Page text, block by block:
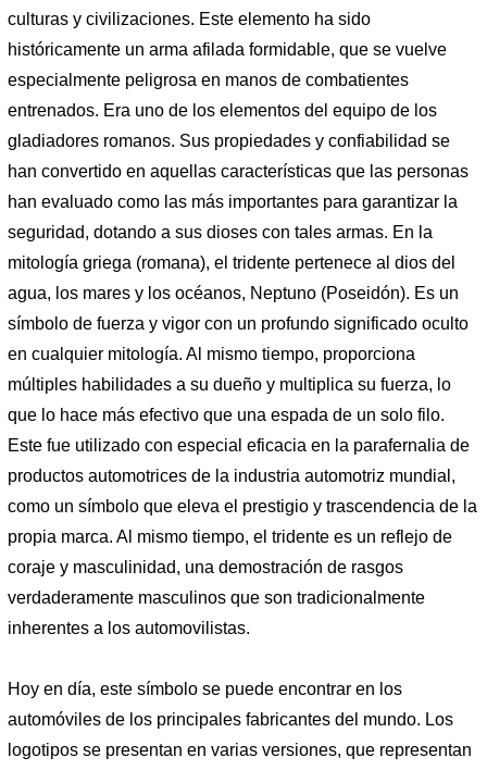
culturas y civilizaciones. Este elemento ha sido
históricamente un arma afilada formidable, que se vuelve
especialmente peligrosa en manos de combatientes
entrenados. Era uno de los elementos del equipo de los
gladiadores romanos. Sus propiedades y confiabilidad se
han convertido en aquellas características que las personas
han evaluado como las más importantes para garantizar la
seguridad, dotando a sus dioses con tales armas. En la
mitología griega (romana), el tridente pertenece al dios del
agua, los mares y los océanos, Neptuno (Poseidón). Es un
símbolo de fuerza y ​​vigor con un profundo significado oculto
en cualquier mitología. Al mismo tiempo, proporciona
múltiples habilidades a su dueño y multiplica su fuerza, lo
que lo hace más efectivo que una espada de un solo filo.
Este fue utilizado con especial eficacia en la parafernalia de
productos automotrices de la industria automotriz mundial,
como un símbolo que eleva el prestigio y trascendencia de la
propia marca. Al mismo tiempo, el tridente es un reflejo de
coraje y masculinidad, una demostración de rasgos
verdaderamente masculinos que son tradicionalmente
inherentes a los automovilistas.
Hoy en día, este símbolo se puede encontrar en los
automóviles de los principales fabricantes del mundo. Los
logotipos se presentan en varias versiones, que representan